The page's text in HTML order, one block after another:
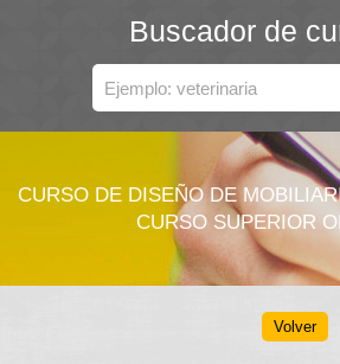
Buscador de
CURSO DE DISEÑO DE
CURSO SUPERIOR
Volver